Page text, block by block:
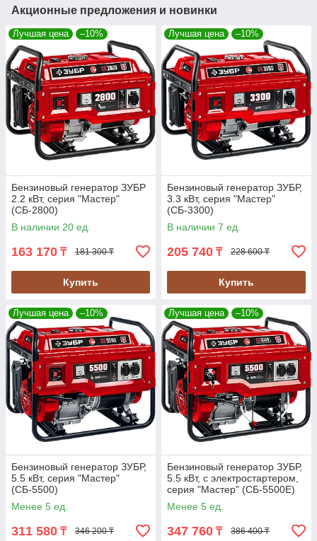
Акционные предложения и новинки
Лучшая цена –10%
Бензиновый генератор ЗУБР
2.2 кВт, серия "Мастер"
(СБ-2800)
В наличии 20 ед.
163 170 ₸ 181 300 ₸
Купить
Лучшая цена –10%
Бензиновый генератор ЗУБР,
3.3 кВт, серия "Мастер"
(СБ-3300)
В наличии 7 ед.
205 740 ₸ 228 600 ₸
Купить
Лучшая цена –10%
Бензиновый генератор ЗУБР,
5.5 кВт, серия "Мастер"
(СБ-5500)
Менее 5 ед.
311 580 ₸ 346 200 ₸
Лучшая цена –10%
Бензиновый генератор ЗУБР,
5.5 кВт, с электростартером,
серия "Мастер" (СБ-5500Е)
Менее 5 ед.
347 760 ₸ 386 400 ₸